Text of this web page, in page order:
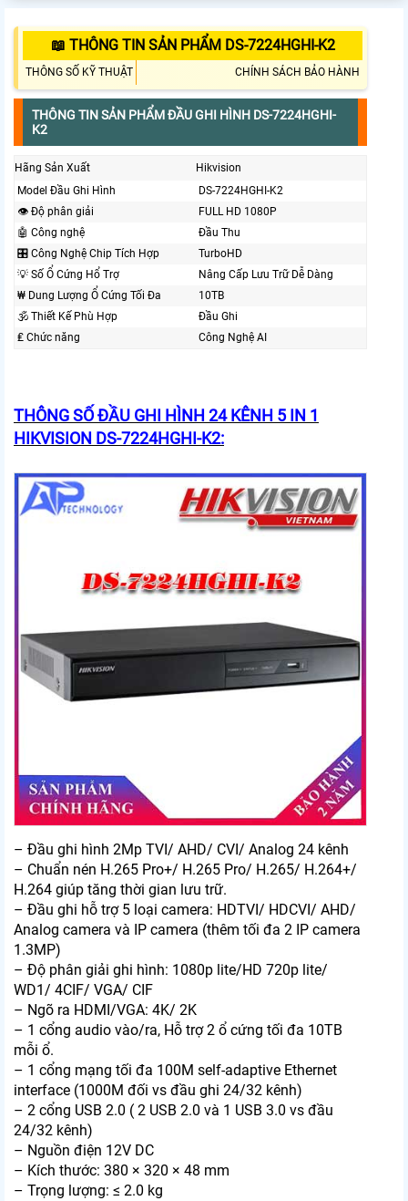
📖 THÔNG TIN SẢN PHẨM DS-7224HGHI-K2
THÔNG SỐ KỸ THUẬT CHÍNH SÁCH BẢO HÀNH
THÔNG TIN SẢN PHẨM ĐẦU GHI HÌNH DS-7224HGHI-
K2
Hãng Sản Xuất
Hikvision
Model Đầu Ghi Hình
DS-7224HGHI-K2
👁 Độ phân giải
FULL HD 1080P
🤖️ Công nghệ
Đầu Thu
🎛 Công Nghệ Chip Tích Hợp
TurboHD
💡 Số Ổ Cứng Hổ Trợ
Nâng Cấp Lưu Trữ Dễ Dàng
₩ Dung Lượng Ổ Cứng Tối Đa
10TB
🕉️ Thiết Kế Phù Hợp
Đầu Ghi
₤ Chức năng
Công Nghệ AI
THÔNG SỐ ĐẦU GHI HÌNH 24 KÊNH 5 IN 1
HIKVISION DS-7224HGHI-K2:
– Đầu ghi hình 2Mp TVI/ AHD/ CVI/ Analog 24 kênh
– Chuẩn nén H.265 Pro+/ H.265 Pro/ H.265/ H.264+/
H.264 giúp tăng thời gian lưu trữ.
– Đầu ghi hỗ trợ 5 loại camera: HDTVI/ HDCVI/ AHD/
Analog camera và IP camera (thêm tối đa 2 IP camera
1.3MP)
– Độ phân giải ghi hình: 1080p lite/HD 720p lite/
WD1/ 4CIF/ VGA/ CIF
– Ngõ ra HDMI/VGA: 4K/ 2K
– 1 cổng audio vào/ra, Hỗ trợ 2 ổ cứng tối đa 10TB
mỗi ổ.
– 1 cổng mạng tối đa 100M self-adaptive Ethernet
interface (1000M đối vs đầu ghi 24/32 kênh)
– 2 cổng USB 2.0 ( 2 USB 2.0 và 1 USB 3.0 vs đầu
24/32 kênh)
– Nguồn điện 12V DC
– Kích thước: 380 × 320 × 48 mm
– Trọng lượng: ≤ 2.0 kg